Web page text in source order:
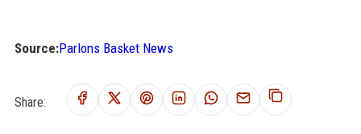
Source:Parlons Basket News
Share: